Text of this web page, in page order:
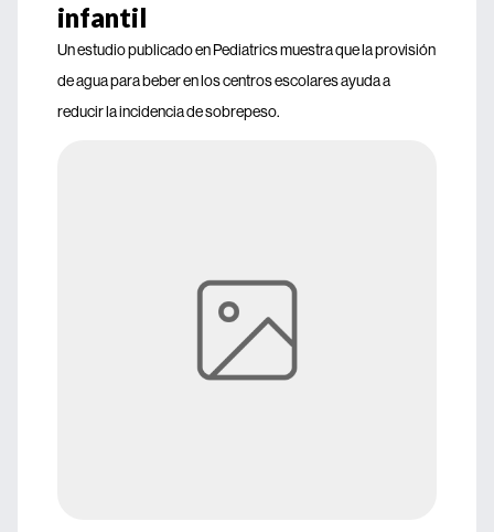
infantil
Un estudio publicado en Pediatrics muestra que la provisión
de agua para beber en los centros escolares ayuda a
reducir la incidencia de sobrepeso.